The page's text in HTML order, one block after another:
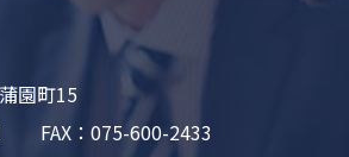
園町15
FAX：075-600-2433